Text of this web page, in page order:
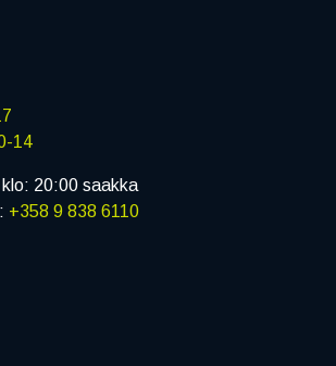
14
klo: 20:00 saakka
+358 9 838 6110